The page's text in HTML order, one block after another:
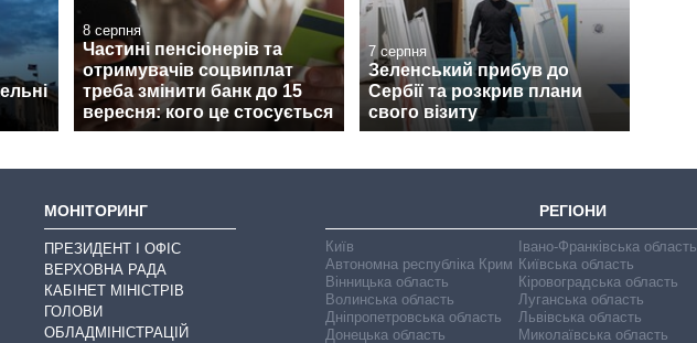
8 серпня
Частині пенсіонерів та
отримувачів соцвиплат
треба змінити банк до 15
вересня: кого це стосується
7 серпня
Зеленський прибув до
Сербії та розкрив плани
свого візиту
МОНІТОРИНГ
ПРЕЗИДЕНТ І ОФІС
ВЕРХОВНА РАДА
КАБІНЕТ МІНІСТРІВ
ГОЛОВИ
ОБЛАДМІНІСТРАЦІЙ
РЕГІОНИ
Київ
Автономна республіка Крим
Вінницька область
Волинська область
Дніпропетровська область
Донецька область
Івано-Франківська область
Київська область
Кіровоградська область
Луганська область
Львівська область
Миколаївська область